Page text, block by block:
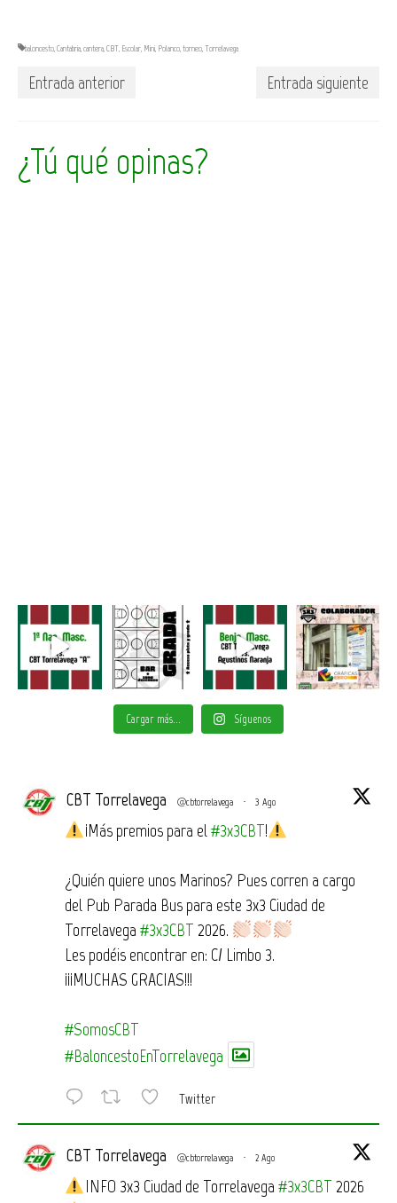
baloncesto,Cantabria,cantera,CBT, Escolar, Mini, Polanco,torneo,Torrelavega
Entrada anterior Entrada siguiente
¿Tú qué opinas?
Cargar más... Síguenos
CBT Torrelavega @cbtorrelavega · 3 Ago
¡Más premios para el #3x3CBT!
¿Quién quiere unos Marinos? Pues corren a cargo
del Pub Parada Bus para este 3x3 Ciudad de
Torrelavega #3x3CBT 2026.
Les podéis encontrar en: C/ Limbo 3.
¡¡¡MUCHAS GRACIAS!!!
#SomosCBT
#BaloncestoEnTorrelavega
Twitter
CBT Torrelavega @cbtorrelavega · 2 Ago
INFO 3x3 Ciudad de Torrelavega #3x3CBT 2026